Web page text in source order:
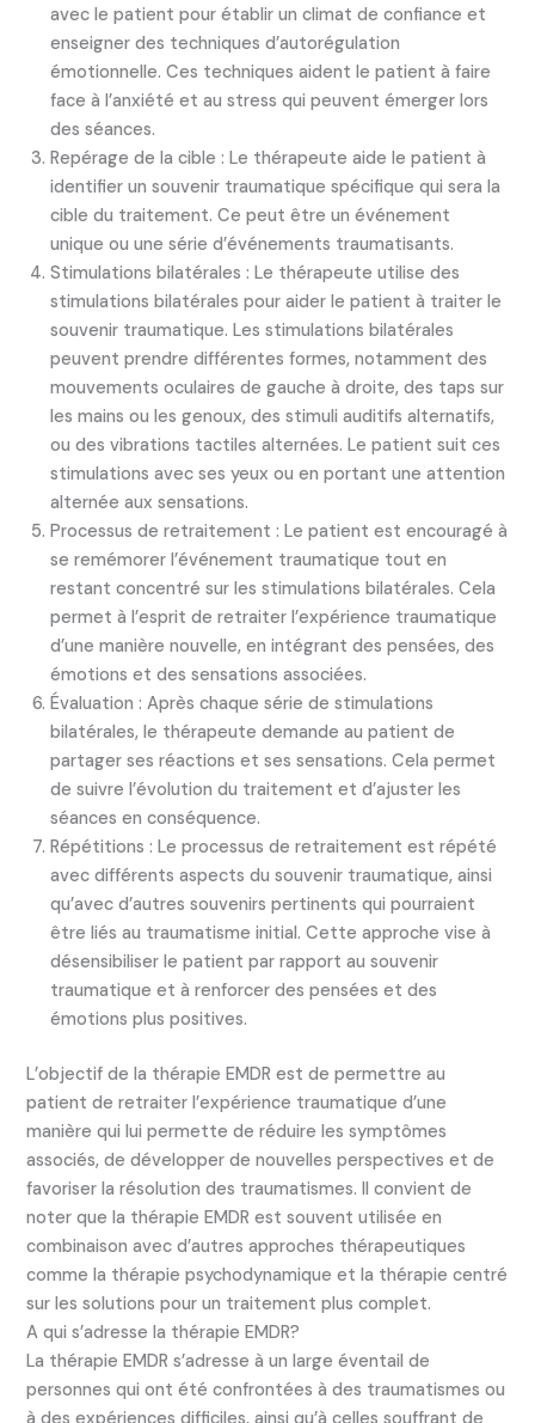
avec le patient pour établir un climat de confiance et
enseigner des techniques d’autorégulation
émotionnelle. Ces techniques aident le patient à faire
face à l’anxiété et au stress qui peuvent émerger lors
des séances.
Repérage de la cible : Le thérapeute aide le patient à
identifier un souvenir traumatique spécifique qui sera la
cible du traitement. Ce peut être un événement
unique ou une série d’événements traumatisants.
Stimulations bilatérales : Le thérapeute utilise des
stimulations bilatérales pour aider le patient à traiter le
souvenir traumatique. Les stimulations bilatérales
peuvent prendre différentes formes, notamment des
mouvements oculaires de gauche à droite, des taps sur
les mains ou les genoux, des stimuli auditifs alternatifs,
ou des vibrations tactiles alternées. Le patient suit ces
stimulations avec ses yeux ou en portant une attention
alternée aux sensations.
Processus de retraitement : Le patient est encouragé à
se remémorer l’événement traumatique tout en
restant concentré sur les stimulations bilatérales. Cela
permet à l’esprit de retraiter l’expérience traumatique
d’une manière nouvelle, en intégrant des pensées, des
émotions et des sensations associées.
Évaluation : Après chaque série de stimulations
bilatérales, le thérapeute demande au patient de
partager ses réactions et ses sensations. Cela permet
de suivre l’évolution du traitement et d’ajuster les
séances en conséquence.
Répétitions : Le processus de retraitement est répété
avec différents aspects du souvenir traumatique, ainsi
qu’avec d’autres souvenirs pertinents qui pourraient
être liés au traumatisme initial. Cette approche vise à
désensibiliser le patient par rapport au souvenir
traumatique et à renforcer des pensées et des
émotions plus positives.
L’objectif de la thérapie EMDR est de permettre au
patient de retraiter l’expérience traumatique d’une
manière qui lui permette de réduire les symptômes
associés, de développer de nouvelles perspectives et de
favoriser la résolution des traumatismes. Il convient de
noter que la thérapie EMDR est souvent utilisée en
combinaison avec d’autres approches thérapeutiques
comme la thérapie psychodynamique et la thérapie centré
sur les solutions pour un traitement plus complet.
A qui s’adresse la thérapie EMDR?
La thérapie EMDR s’adresse à un large éventail de
personnes qui ont été confrontées à des traumatismes ou